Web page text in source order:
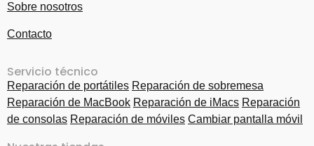
Sobre nosotros
Contacto
Servicio técnico
Reparación de portátiles Reparación de sobremesa
Reparación de MacBook Reparación de iMacs Reparación
de consolas Reparación de móviles Cambiar pantalla móvil